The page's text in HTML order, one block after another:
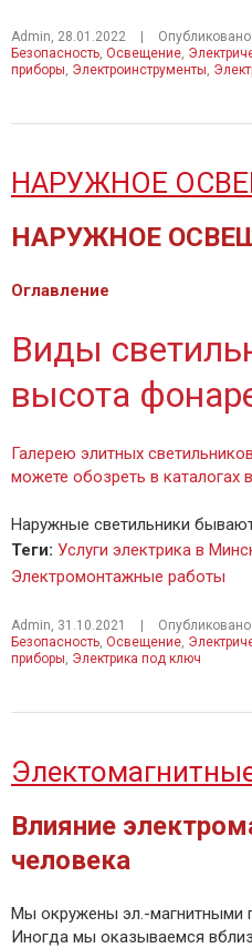
Admin 28.01.2022 |
Опубликовано
Безопасность Освещение
приборы Электроинструменты
НАРУЖНОЕ
НАРУЖНОЕ
Оглавление
Виды
высота
Галерею элитных
можете обозреть в каталогах
Наружные светильники
Теги: Услуги электрика в
Электромонтажные работы
Admin 31.10.2021 |
Опубликовано
Безопасность Освещение
приборы Электрика под ключ
Влияние
человека
Мы окружены эл.-магнитными
Иногда мы оказываемся